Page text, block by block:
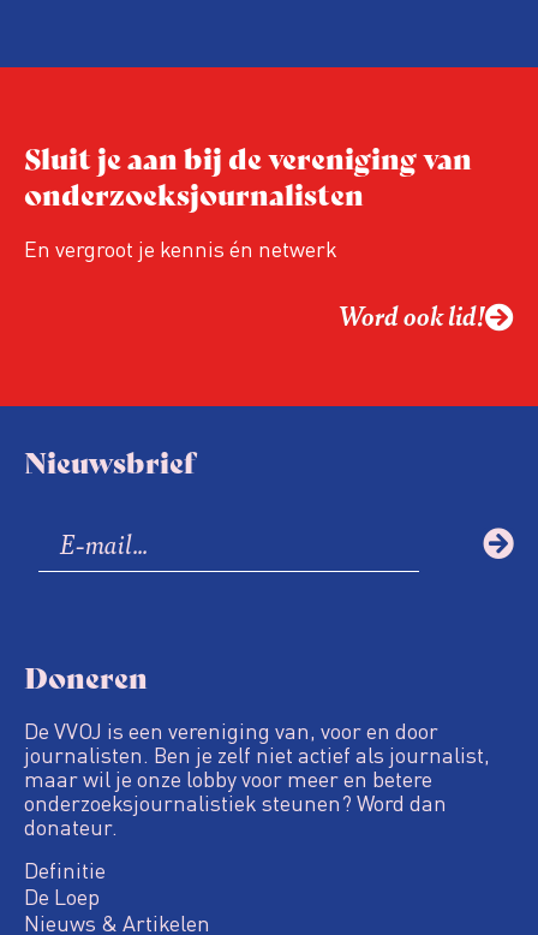
Sluit je aan bij de vereniging van
onderzoeksjournalisten
En vergroot je kennis én netwerk
Word ook lid!
Nieuwsbrief
Doneren
De VVOJ is een vereniging van, voor en door
journalisten. Ben je zelf niet actief als journalist,
maar wil je onze lobby voor meer en betere
onderzoeksjournalistiek steunen? Word dan
donateur.
Definitie
De Loep
Nieuws & Artikelen